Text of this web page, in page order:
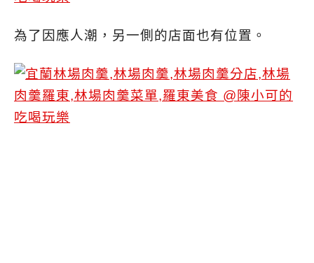
為了因應人潮，另一側的店面也有位置。